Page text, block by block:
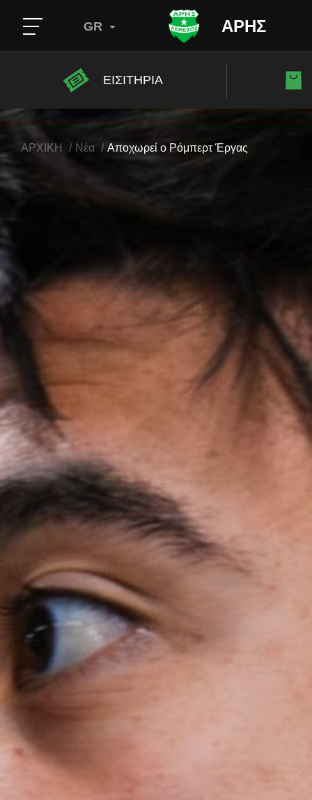
ΑΡΗΣ
GR
ΕΙΣΙΤΗΡΙΑ
ΑΡΧΙΚΗ Νέα Αποχωρεί ο Ρόμπερτ Έργας